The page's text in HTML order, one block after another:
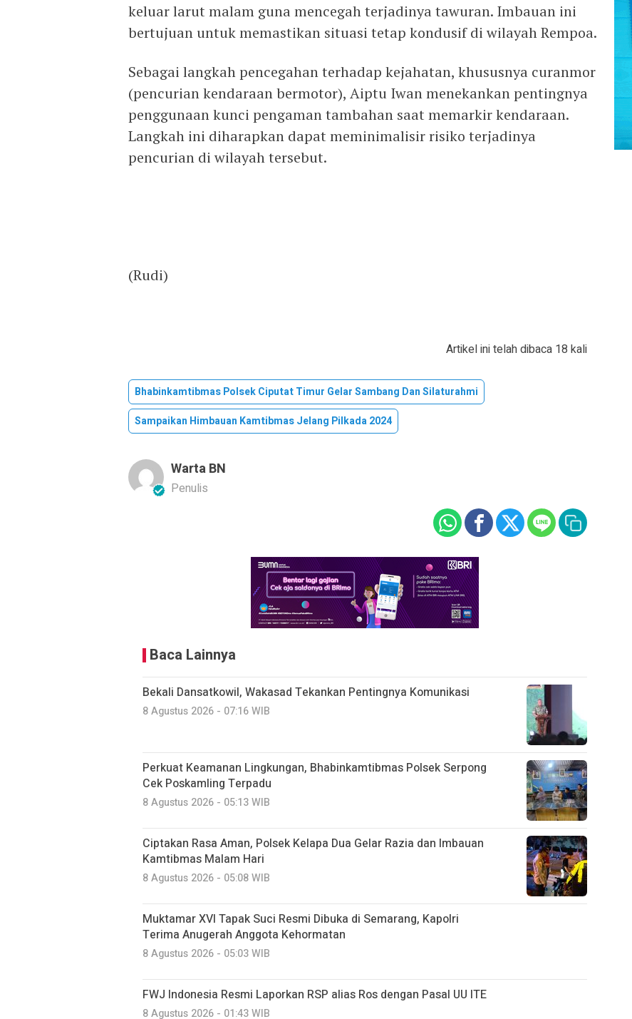
keluar larut malam guna mencegah terjadinya tawuran. Imbauan ini
bertujuan untuk memastikan situasi tetap kondusif di wilayah Rempoa.
Sebagai langkah pencegahan terhadap kejahatan, khususnya curanmor
(pencurian kendaraan bermotor), Aiptu Iwan menekankan pentingnya
penggunaan kunci pengaman tambahan saat memarkir kendaraan.
Langkah ini diharapkan dapat meminimalisir risiko terjadinya
pencurian di wilayah tersebut.
(Rudi)
Artikel ini telah dibaca 18 kali
Bhabinkamtibmas Polsek Ciputat Timur Gelar Sambang Dan Silaturahmi
Sampaikan Himbauan Kamtibmas Jelang Pilkada 2024
Warta BN
Penulis
Baca Lainnya
Bekali Dansatkowil, Wakasad Tekankan Pentingnya Komunikasi
8 Agustus 2026 - 07:16 WIB
Perkuat Keamanan Lingkungan, Bhabinkamtibmas Polsek Serpong
Cek Poskamling Terpadu
8 Agustus 2026 - 05:13 WIB
Ciptakan Rasa Aman, Polsek Kelapa Dua Gelar Razia dan Imbauan
Kamtibmas Malam Hari
8 Agustus 2026 - 05:08 WIB
Muktamar XVI Tapak Suci Resmi Dibuka di Semarang, Kapolri
Terima Anugerah Anggota Kehormatan
8 Agustus 2026 - 05:03 WIB
FWJ Indonesia Resmi Laporkan RSP alias Ros dengan Pasal UU ITE
8 Agustus 2026 - 01:43 WIB